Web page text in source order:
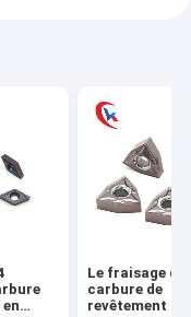
Le fraisage de
carbure de
revêtement de